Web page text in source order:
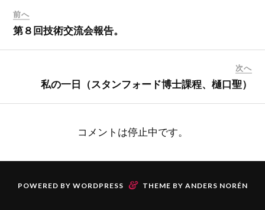
前へ
第８回技術交流会報告。
次へ
私の一日（スタンフォード博士課程、樋口聖）
コメントは停止中です。
POWERED BY WORDPRESS & THEME BY ANDERS NORÉN